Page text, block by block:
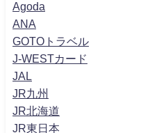
Agoda
ANA
GOTOトラベル
J-WESTカード
JAL
JR九州
JR北海道
JR東日本